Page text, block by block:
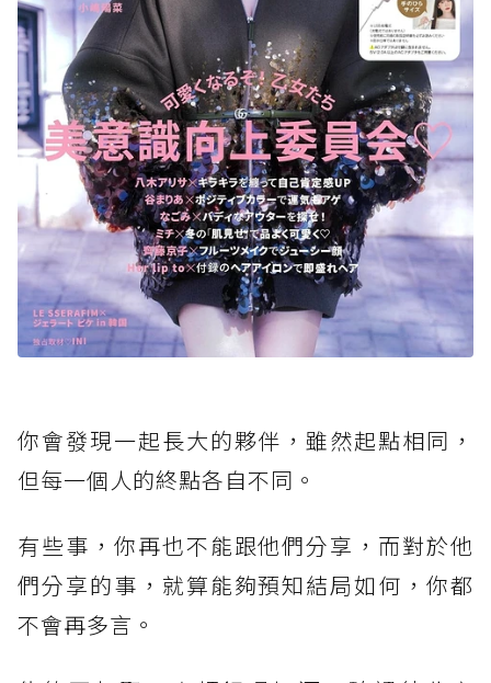
你會發現一起長大的夥伴，雖然起點相同，
但每一個人的終點各自不同。
有些事，你再也不能跟他們分享，而對於他
們分享的事，就算能夠預知結局如何，你都
不會再多言。